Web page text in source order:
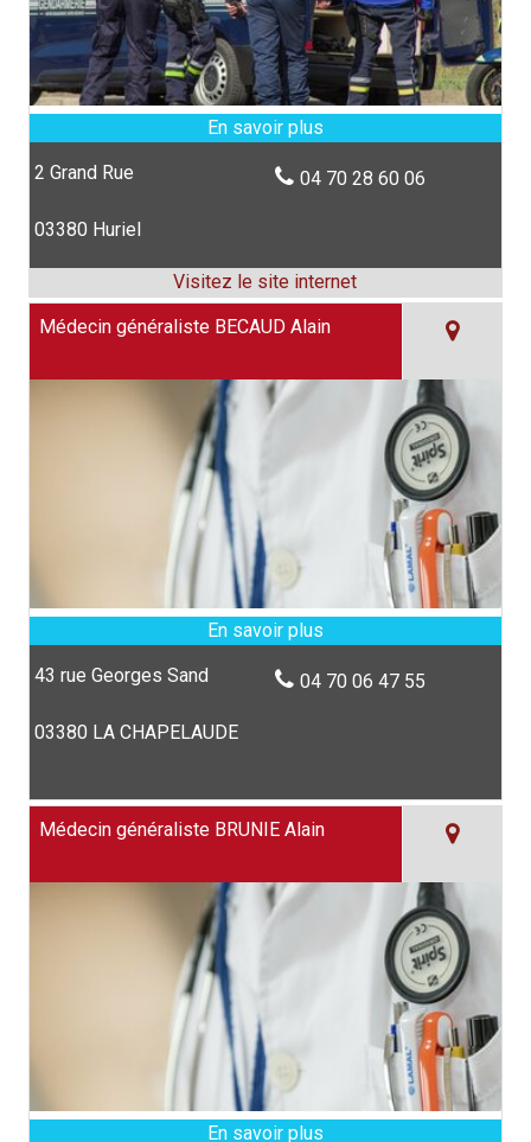
2 Grand Rue
03380 Huriel
04 70 28 60 06
Médecin généraliste BECAUD Alain
43 rue Georges Sand
03380 LA CHAPELAUDE
04 70 06 47 55
Médecin généraliste BRUNIE Alain